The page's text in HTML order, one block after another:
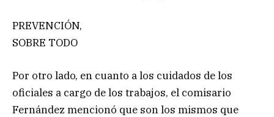
PREVENCIÓN,
SOBRE TODO
Por otro lado, en cuanto a los cuidados de los
oficiales a cargo de los trabajos, el comisario
Fernández mencionó que son los mismos que